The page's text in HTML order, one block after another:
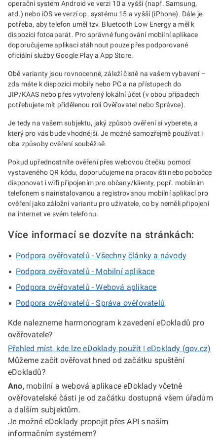
operační systém Android ve verzi 10 a vyšší (např. Samsung,
atd.) nebo iOS ve verzi op. systému 15 a vyšší (iPhone). Dále je
potřeba, aby telefon uměl tzv. Bluetooth Low Energy a měl k
dispozici fotoaparát. Pro správné fungování mobilní aplikace
doporučujeme aplikaci stáhnout pouze přes podporované
oficiální služby Google Play a App Store.
Obě varianty jsou rovnocenné, záleží čistě na vašem vybavení –
zda máte k dispozici mobily nebo PC a na přístupech do
JIP/KAAS nebo přes vytvořený lokální účet (v obou případech
potřebujete mít přidělenou roli Ověřovatel nebo Správce).
Je tedy na vašem subjektu, jaký způsob ověření si vyberete, a
který pro vás bude vhodnější. Je možné samozřejmě používat i
oba způsoby ověření souběžně.
Pokud upřednostníte ověření přes webovou čtečku pomocí
vystaveného QR kódu, doporučujeme na pracovišti nebo pobočce
disponovat i wifi připojením pro občany/klienty, popř. mobilním
telefonem s nainstalovanou a registrovanou mobilní aplikací pro
ověření jako záložní variantu pro uživatele, co by neměli připojení
na internet ve svém telefonu.
Více informací se dozvíte na stránkách:
Podpora ověřovatelů - Všechny články a návody
Podpora ověřovatelů - Mobilní aplikace
Podpora ověřovatelů - Webová aplikace
Podpora ověřovatelů - Správa ověřovatelů
Kde nalezneme harmonogram k zavedení eDokladů pro
ověřovatele?
Přehled míst, kde lze eDoklady použít | eDoklady (gov.cz)
Můžeme začít ověřovat hned od začátku spuštění
eDokladů?
Ano, mobilní a webová aplikace eDoklady včetně
ověřovatelské části je od začátku dostupná všem úřadům
a dalším subjektům.
Je možné eDoklady propojit přes API s naším
informačním systémem?